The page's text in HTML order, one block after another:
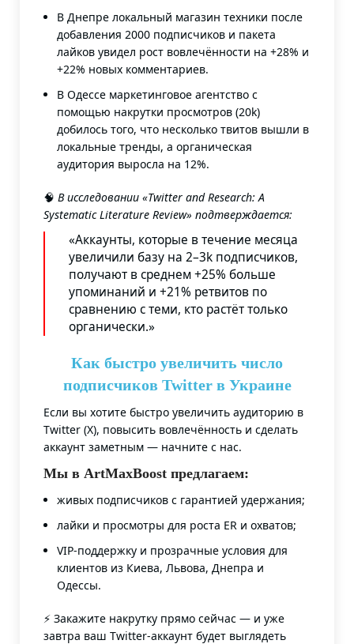
В Днепре локальный магазин техники после
добавления 2000 подписчиков и пакета
лайков увидел рост вовлечённости на +28% и
+22% новых комментариев.
В Одессе маркетинговое агентство с
помощью накрутки просмотров (20k)
добилось того, что несколько твитов вышли в
локальные тренды, а органическая
аудитория выросла на 12%.
🧠 В исследовании «Twitter and Research: A
Systematic Literature Review» подтверждается:
«Аккаунты, которые в течение месяца
увеличили базу на 2–3k подписчиков,
получают в среднем +25% больше
упоминаний и +21% ретвитов по
сравнению с теми, кто растёт только
органически.»
Как быстро увеличить число
подписчиков Twitter в Украине
Если вы хотите быстро увеличить аудиторию в
Twitter (X), повысить вовлечённость и сделать
аккаунт заметным — начните с нас.
Мы в ArtMaxBoost предлагаем:
живых подписчиков с гарантией удержания;
лайки и просмотры для роста ER и охватов;
VIP-поддержку и прозрачные условия для
клиентов из Киева, Львова, Днепра и
Одессы.
⚡ Закажите накрутку прямо сейчас — и уже
завтра ваш Twitter-аккаунт будет выглядеть